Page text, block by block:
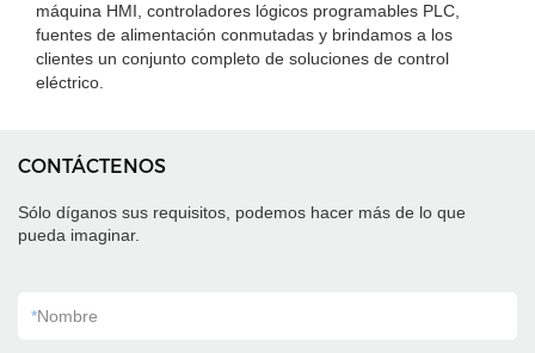
máquina HMI, controladores lógicos programables PLC,
fuentes de alimentación conmutadas y brindamos a los
clientes un conjunto completo de soluciones de control
eléctrico.
CONTÁCTENOS
Sólo díganos sus requisitos, podemos hacer más de lo que
pueda imaginar.
*Nombre